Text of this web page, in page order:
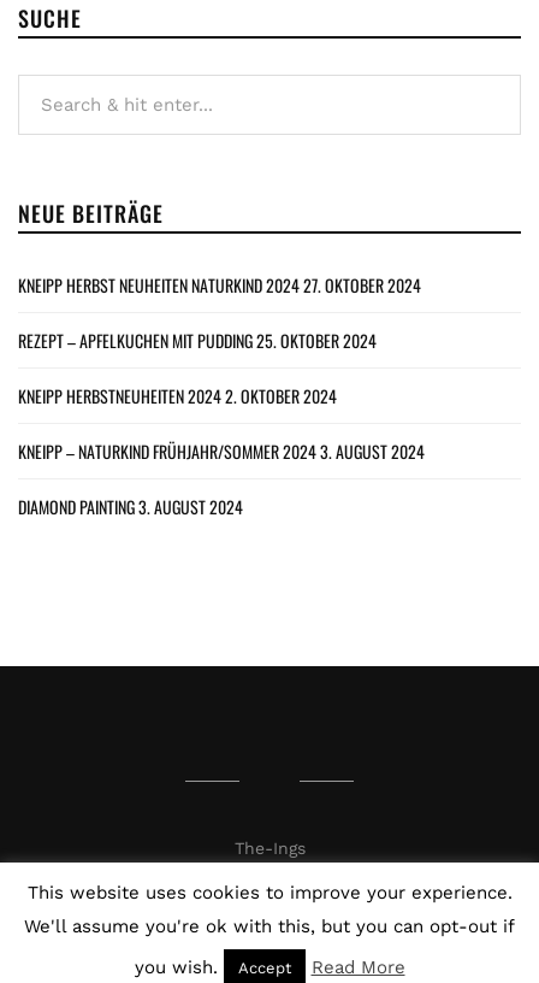
SUCHE
NEUE BEITRÄGE
KNEIPP HERBST NEUHEITEN NATURKIND 202427. OKTOBER 2024
REZEPT – APFELKUCHEN MIT PUDDING25. OKTOBER 2024
KNEIPP HERBSTNEUHEITEN 20242. OKTOBER 2024
KNEIPP – NATURKIND FRÜHJAHR/SOMMER 20243. AUGUST 2024
DIAMOND PAINTING3. AUGUST 2024
The-Ings
This website uses cookies to improve your experience.
We'll assume you're ok with this, but you can opt-out if
you wish.
Accept Read More